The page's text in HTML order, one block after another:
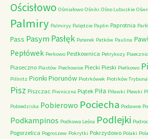
Ościsłowo Ośmiałowo Ośniki Ośno Lubuskie
Palmiry Palmiryy Palędzie Paplin Paprotnia
Pass PasymPasłęk Paterek Patków Paulina
Pepłówek Perkowo Pestkownica Petrykozy
Piaseczno Piastów Piechowice Piecki Pieski Pietkowo
Pillnitz Pionki Piorunów Piotrkówek Piotrków
Pisz Piszczac Piwniczna Piątek Piła Piławki Plewki
Pobiedziska Pobierowo Pociecha Podawce
Podkampinos Podkowa Leśna Podlejki
Pogorzelica Pogroszew Pokrytki Pokrzydowo Polaki